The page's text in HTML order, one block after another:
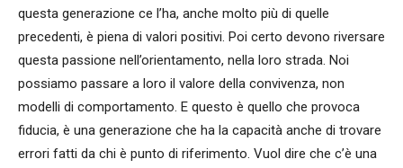
questa generazione ce l’ha, anche molto più di quelle
precedenti, è piena di valori positivi. Poi certo devono riversare
questa passione nell’orientamento, nella loro strada. Noi
possiamo passare a loro il valore della convivenza, non
modelli di comportamento. E questo è quello che provoca
fiducia, è una generazione che ha la capacità anche di trovare
errori fatti da chi è punto di riferimento. Vuol dire che c’è una